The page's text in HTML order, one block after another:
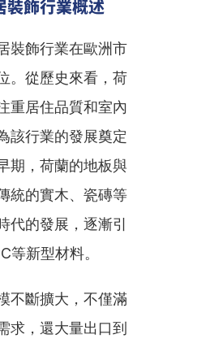
裝飾行業概述
裝飾行業在歐洲市
。從歷史來看，荷
重居住品質和室內
該行業的發展奠定
期，荷蘭的地板與
統的實木、瓷磚等
代的發展，逐漸引
等新型材料。
不斷擴大，不僅滿
求，還大量出口到